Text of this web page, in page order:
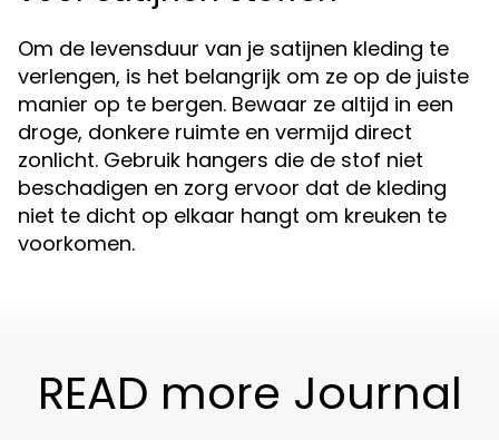
Om de levensduur van je satijnen kleding te
verlengen, is het belangrijk om ze op de juiste
manier op te bergen. Bewaar ze altijd in een
droge, donkere ruimte en vermijd direct
zonlicht. Gebruik hangers die de stof niet
beschadigen en zorg ervoor dat de kleding
niet te dicht op elkaar hangt om kreuken te
voorkomen.
READ more Journal